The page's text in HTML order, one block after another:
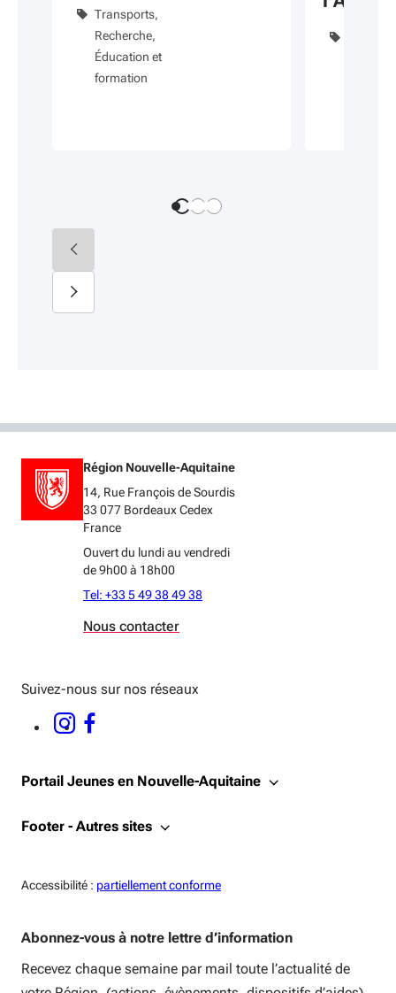
Transports
Recherche
Éducation et
formation
Région Nouvelle-Aquitaine
14, Rue François de Sourdis
33 077 Bordeaux Cedex
France
Ouvert du lundi au vendredi
de 9h00 à 18h00
Tel: +33 5 49 38 49 38
Nous contacter
Suivez-nous sur nos réseaux
INSTAGRAM - OUVERTURE DANS UNE NOUVELLE FENÊTRE
FACEBOOK - OUVERTURE DANS UNE NOUVELLE FENÊTRE
Portail Jeunes en Nouvelle-Aquitaine
Footer - Autres sites
Accessibilité : Accessiblité:
partiellement conforme
Abonnez-vous à notre lettre d’information
Recevez chaque semaine par mail toute l’actualité de